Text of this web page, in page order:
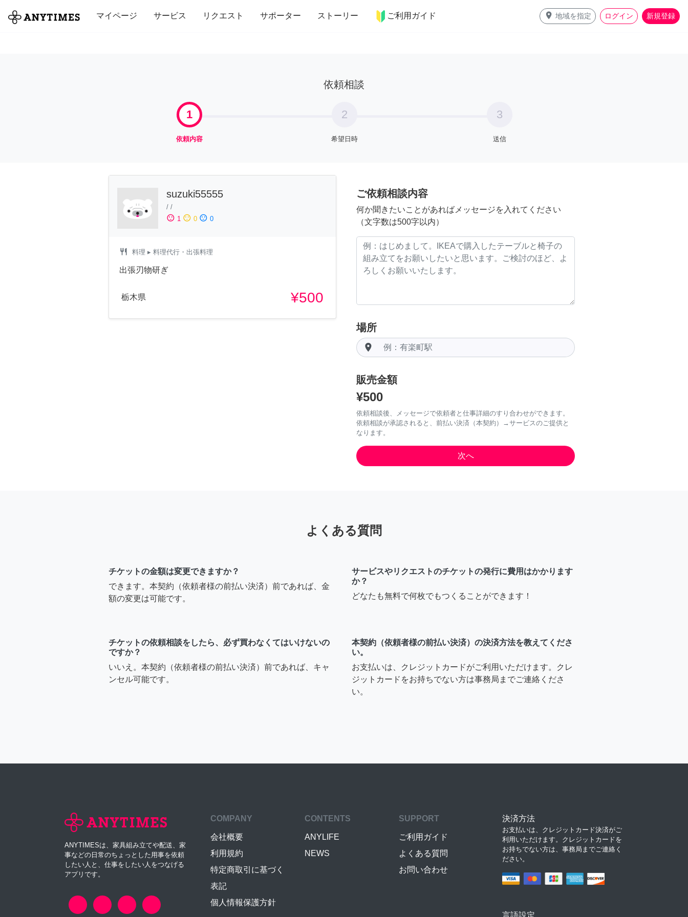
マイページ サービス リクエスト サポーター ストーリー ご利用ガイド place 地域を指定 ログイン 新規登録
全て 修理・組立 家事 引っ越し インテリア 趣味・習い事 ペット 料理
依頼相談
1
依頼内容
2
希望日時
3
送信
suzuki55555
/ /
sentiment_satisfied 1 sentiment_neutral 0 sentiment_dissatisfied 0
restaurant 料理 ▸ 料理代行・出張料理
出張刃物研ぎ
栃木県 ¥500
ご依頼相談内容
何か聞きたいことがあればメッセージを入れてください
（文字数は500字以内）
場所
room
販売金額
¥500
依頼相談後、メッセージで依頼者と仕事詳細のすり合わせができます。
依頼相談が承認されると、前払い決済（本契約）→サービスのご提供と
なります。
よくある質問
チケットの金額は変更できますか？
できます。本契約（依頼者様の前払い決済）前であれば、金
額の変更は可能です。
サービスやリクエストのチケットの発行に費用はかかります
か？
どなたも無料で何枚でもつくることができます！
チケットの依頼相談をしたら、必ず買わなくてはいけないの
ですか？
いいえ。本契約（依頼者様の前払い決済）前であれば、キャ
ンセル可能です。
本契約（依頼者様の前払い決済）の決済方法を教えてくださ
い。
お支払いは、クレジットカードがご利用いただけます。クレ
ジットカードをお持ちでない方は事務局までご連絡くださ
い。
ANYTIMESは、家具組み立てや配送、家
事などの日常のちょっとした用事を依頼
したい人と、仕事をしたい人をつなげる
アプリです。
COMPANY
会社概要
利用規約
特定商取引に基づく
表記
個人情報保護方針
CONTENTS
ANYLIFE
NEWS
SUPPORT
ご利用ガイド
よくある質問
お問い合わせ
決済方法
お支払いは、クレジットカード決済がご
利用いただけます。クレジットカードを
お持ちでない方は、事務局までご連絡く
ださい。
言語設定